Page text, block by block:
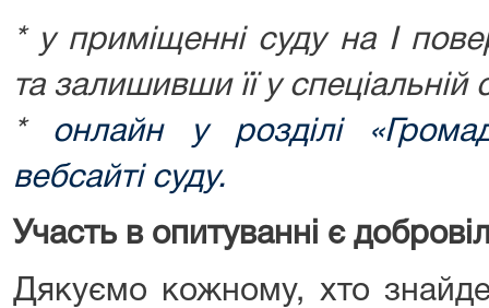
* у приміщенні суду на I
та залишивши її у спеціальній
* онлайн у розділі
вебсайті суду.
Участь в опитуванні є
Дякуємо кожному, хто